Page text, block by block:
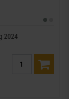
2024